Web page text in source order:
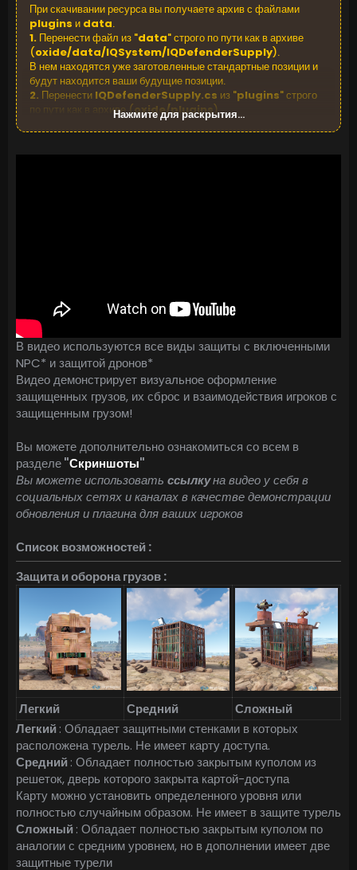
При скачивании ресурса вы получаете архив с файлами
plugins и data.
1. Перенести файл из "data" строго по пути как в архиве
(oxide/data/IQSystem/IQDefenderSupply).
В нем находятся уже заготовленные стандартные позиции и
будут находится ваши будущие позиции.
2. Перенести IQDefenderSupply.cs из "plugins" строго
по пути как в архиве (oxide/plugins)
редактор" файлов на хостингах.
Нажмите для раскрытия...
В видео используются все виды защиты с включенными
NPC* и защитой дронов*
Видео демонстрирует визуальное оформление
защищенных грузов, их сброс и взаимодействия игроков с
защищенным грузом!
Вы можете дополнительно ознакомиться со всем в
разделе"Скриншоты"
Вы можете использовать ссылкуна видео у себя в
социальных сетях и каналах в качестве демонстрации
обновления и плагина для ваших игроков
Список возможностей :
Защита и оборона грузов :
Легкий Средний
Сложный
Легкий: Обладает защитными стенками в которых
расположена турель. Не имеет карту доступа.
Средний: Обладает полностью закрытым куполом из
решеток, дверь которого закрыта картой-доступа
Карту можно установить определенного уровня или
полностью случайным образом. Не имеет в защите турель
Сложный: Обладает полностью закрытым куполом по
аналогии с средним уровнем, но в дополнении имеет две
защитные турели